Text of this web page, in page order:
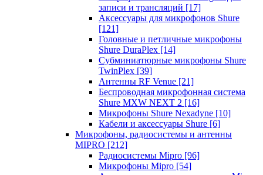
записи и трансляций [17]
Аксессуары для микрофонов Shure
[121]
Головные и петличные микрофоны
Shure DuraPlex [14]
Субминиатюрные микрофоны Shure
TwinPlex [39]
Антенны RF Venue [21]
Беспроводная микрофонная система
Shure MXW NEXT 2 [16]
Микрофоны Shure Nexadyne [10]
Кабели и аксессуары Shure [6]
Микрофоны, радиосистемы и антенны
MIPRO [212]
Радиосистемы Mipro [96]
Микрофоны Mipro [54]